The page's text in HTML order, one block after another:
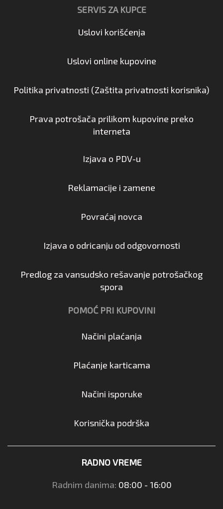
SERVIS ZA KUPCE
Uslovi korišćenja
Uslovi online kupovine
Politika privatnosti (Zaštita privatnosti korisnika)
Prava potrošača prilikom kupovine preko
interneta
Izjava o PDV-u
Reklamacije i zamene
Povraćaj novca
Izjava o odricanju od odgovornosti
Predlog za vansudsko rešavanje potrošačkog
spora
POMOĆ PRI KUPOVINI
Načini plaćanja
Plaćanje karticama
Načini isporuke
Korisnička podrška
RADNO VREME
Radnim danima: 08:00 - 16:00